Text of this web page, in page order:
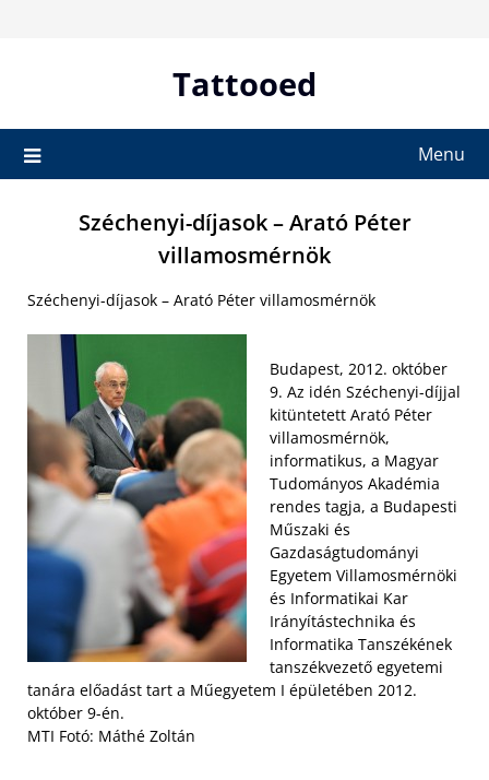
Tattooed
Menu
Széchenyi-díjasok – Arató Péter
villamosmérnök
Széchenyi-díjasok – Arató Péter villamosmérnök
Budapest, 2012. október
9. Az idén Széchenyi-díjjal
kitüntetett Arató Péter
villamosmérnök,
informatikus, a Magyar
Tudományos Akadémia
rendes tagja, a Budapesti
Műszaki és
Gazdaságtudományi
Egyetem Villamosmérnöki
és Informatikai Kar
Irányítástechnika és
Informatika Tanszékének
tanszékvezető egyetemi
tanára előadást tart a Műegyetem I épületében 2012.
október 9-én.
MTI Fotó: Máthé Zoltán